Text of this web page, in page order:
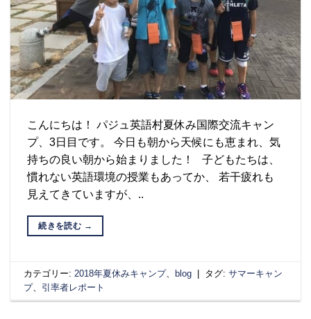
こんにちは！ パジュ英語村夏休み国際交流キャン
プ、3日目です。 今日も朝から天候にも恵まれ、気
持ちの良い朝から始まりました！ 子どもたちは、
慣れない英語環境の授業もあってか、 若干疲れも
見えてきていますが、..
続きを読む →
カテゴリー: 2018年夏休みキャンプ、blog | タグ:サマーキャン
プ、 引率者レポート